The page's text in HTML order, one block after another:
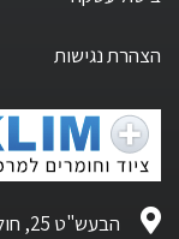
הצהרת נגישות
הבעש"ט 25, חולון